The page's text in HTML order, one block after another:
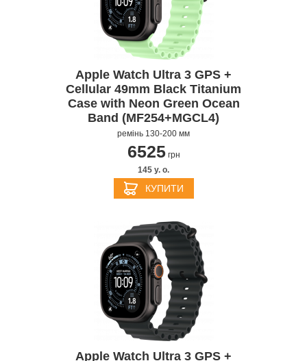
Apple Watch Ultra 3 GPS +
Cellular 49mm Black Titanium
Case with Neon Green Ocean
Band (MF254+MGCL4)
ремінь 130-200 мм
6525грн
145 y. о.
КУПИТИ
Apple Watch Ultra 3 GPS +